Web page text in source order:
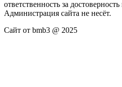
ответственность за
Администрация сайта не несёт.
Сайт от bmb3 @ 2025